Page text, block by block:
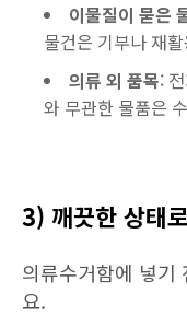
이물질이 묻은
물건은 기부나 재
의류 외 품목:
와 무관한 물품은
3) 깨끗한 상태
의류수거함에 넣기
요.